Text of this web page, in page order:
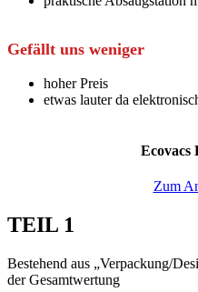
Gefällt uns weniger
hoher Preis
etwas lauter da
Ecovacs
Zum
TEIL 1
Bestehend aus „Verpackung/
der Gesamtwertung